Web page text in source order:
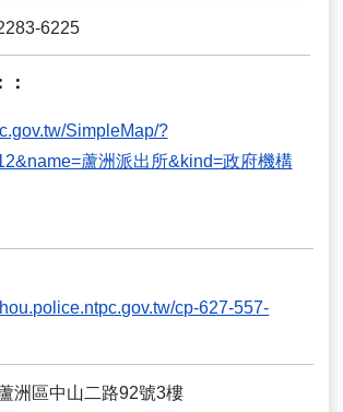
6225
SimpleMap/?
蘆洲派出所&kind=政府機構
cp-627-557-
洲區中山二路92號3樓